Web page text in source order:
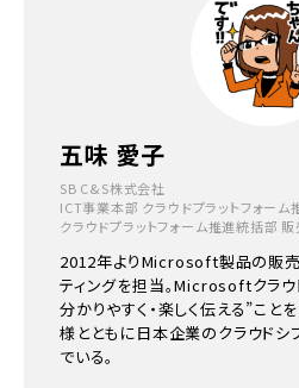
五味 愛子
SB C&S株式会社
ICT事業本部 クラウドプラットフォーム
クラウドプラットフォーム推進統括部
2012年よりMicrosoft製品の販
ティングを担当。Microsoftクラ
分かりやすく・楽しく伝える”こと
様とともに日本企業のクラウドシ
でいる。